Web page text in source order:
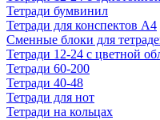
Тетради бумвинил
Тетради для конспектов А4
Сменные блоки для
Тетради 12-24 с цветной
Тетради 60-200
Тетради 40-48
Тетради для нот
Тетради на кольцах